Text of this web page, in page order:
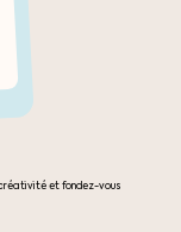
et fondez-vous